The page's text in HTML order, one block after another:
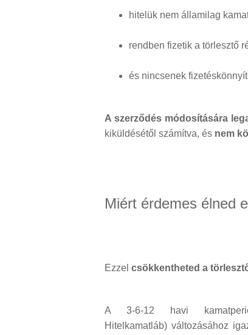
hitelük nem államilag
rendben fizetik a törlesztő
és nincsenek
A szerződés módosítására
kiküldésétől számítva, és nem
Miért érdemes élned
Ezzel csökkentheted a
A 3-6-12 havi
Hitelkamatláb) változásához